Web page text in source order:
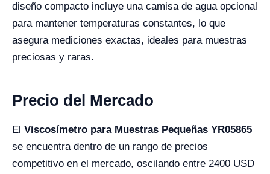
diseño compacto incluye una camisa de agua opcional
para mantener temperaturas constantes, lo que
asegura mediciones exactas, ideales para muestras
preciosas y raras.
Precio del Mercado
El Viscosímetro para Muestras Pequeñas YR05865
se encuentra dentro de un rango de precios
competitivo en el mercado, oscilando entre 2400 USD